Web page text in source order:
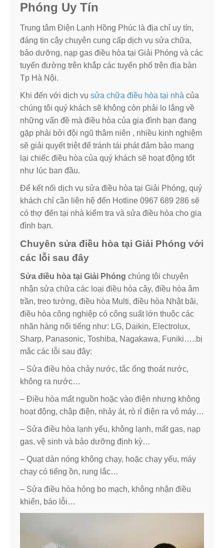
Phóng Uy Tín
Trung tâm Điện Lạnh Hồng Phúc là địa chỉ uy tín,
đáng tin cậy chuyên cung cấp dịch vụ sửa chữa,
bảo dưỡng, nạp gas điều hòa tại Giải Phóng và các
tuyến đường trên khắp các tuyến phố trên địa bàn
Tp Hà Nội.
Khi đến với dịch vụ sửa chữa điều hòa tại nhà của
chúng tôi quý khách sẽ không còn phải lo lắng về
những vấn đề mà điều hòa của gia đình bạn đang
gặp phải bởi đội ngũ thâm niên , nhiều kinh nghiệm
sẽ giải quyết triệt để tránh tái phát đảm bảo mang
lại chiếc điều hòa của quý khách sẽ hoạt động tốt
như lúc ban đầu.
Để kết nối dịch vụ sửa điều hòa tại Giải Phóng, quý
khách chỉ cần liên hệ đến Hotline 0967 689 286 sẽ
có thợ đến tại nhà kiểm tra và sửa điều hòa cho gia
đình bạn.
Chuyên sửa điều hòa tại Giải Phóng với
các lỗi sau đây
Sửa điều hòa tại Giải Phóng chúng tôi chuyên
nhận sửa chữa các loại điều hòa cây, điều hòa âm
trần, treo tường, điều hòa Multi, điều hòa Nhật bãi,
điều hòa công nghiệp có công suất lớn thuộc các
nhãn hàng nổi tiếng như: LG, Daikin, Electrolux,
Sharp, Panasonic, Toshiba, Nagakawa, Funiki…..bị
mắc các lỗi sau đây:
– Sửa điều hòa chảy nước, tắc ống thoát nước,
không ra nước…
– Điều hòa mất nguồn hoặc vào điện nhưng không
hoạt động, chập điện, nhảy át, rò rỉ điện ra vỏ máy…
– Sửa điều hòa lạnh yếu, không lạnh, mất gas, nạp
gas, vệ sinh và bảo dưỡng định kỳ…
– Quạt dàn nóng không chạy, hoặc chạy yếu, máy
chạy có tiếng ồn, rung lắc…
– Sửa điều hòa hỏng bo mạch, không nhận điều
khiển, báo lỗi…